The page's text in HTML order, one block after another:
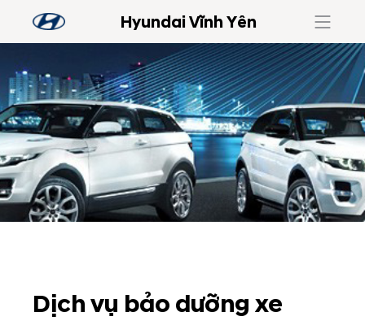
Hyundai Vĩnh Yên
Dịch vụ bảo dưỡng xe